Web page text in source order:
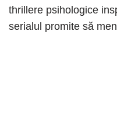
thrillere psihologice
serialul promite să